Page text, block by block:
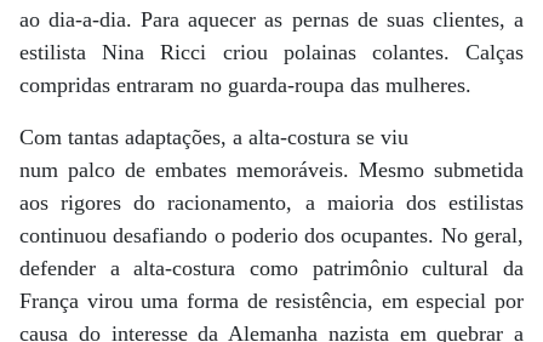
ao dia-a-dia. Para aquecer as pernas de suas clientes, a
estilista Nina Ricci criou polainas colantes. Calças
compridas entraram no guarda-roupa das mulheres.
Com tantas adaptações, a alta-costura se viu
num palco de embates memoráveis. Mesmo submetida
aos rigores do racionamento, a maioria dos estilistas
continuou desafiando o poderio dos ocupantes. No geral,
defender a alta-costura como patrimônio cultural da
França virou uma forma de resistência, em especial por
causa do interesse da Alemanha nazista em quebrar a